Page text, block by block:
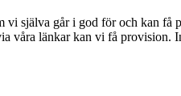
själva går i god för och kan få
våra länkar kan vi få provision.